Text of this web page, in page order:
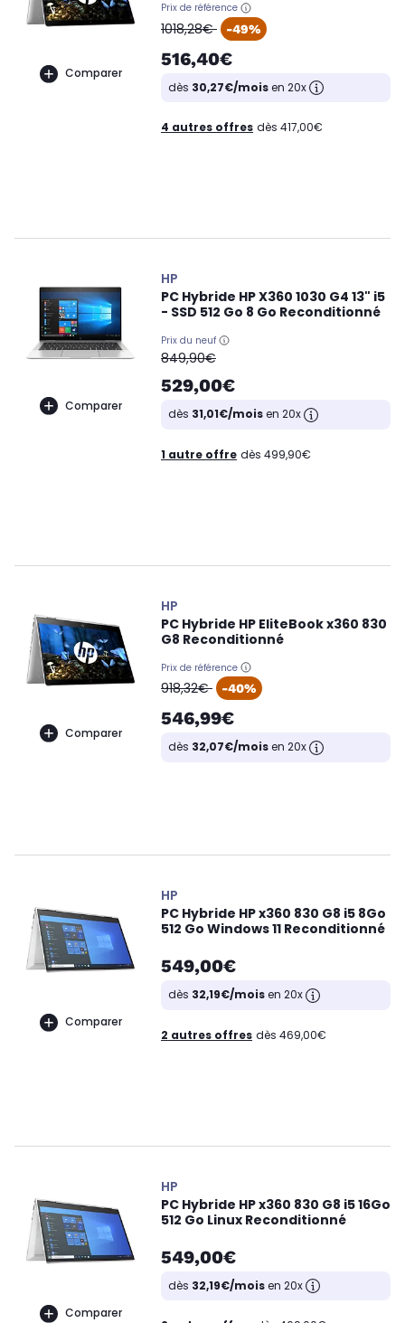
Comparer
Prix de référence
oldPrice
1018,28€ -49%
516,40€
dès 30,27€/moisen 20x
4 autres offres dès 417,00€
Comparer
HP
PC Hybride HP X360 1030 G4 13" i5
- SSD 512 Go 8 Go Reconditionné
Prix du neuf
oldPrice
849,90€
529,00€
dès 31,01€/moisen 20x
1 autre offre dès 499,90€
Comparer
HP
PC Hybride HP EliteBook x360 830
G8 Reconditionné
Prix de référence
oldPrice
918,32€ -40%
546,99€
dès 32,07€/moisen 20x
Comparer
HP
PC Hybride HP x360 830 G8 i5 8Go
512 Go Windows 11 Reconditionné
549,00€
dès 32,19€/moisen 20x
2 autres offres dès 469,00€
Comparer
HP
PC Hybride HP x360 830 G8 i5 16Go
512 Go Linux Reconditionné
549,00€
dès 32,19€/moisen 20x